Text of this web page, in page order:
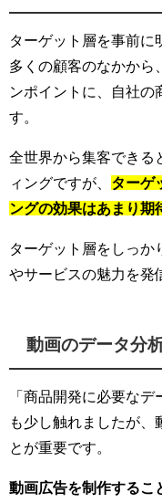
ターゲット層を事前に
多くの顧客のなかから
ンポイントに、自社の
す。
全世界から集客できる
ィングですが、 ターゲ
ングの効果はあまり期
ターゲット層をしっか
やサービスの魅力を発
動画のデータ分
「商品開発に必要な
も少し触れましたが、
とが重要です。
動画広告を制作するこ